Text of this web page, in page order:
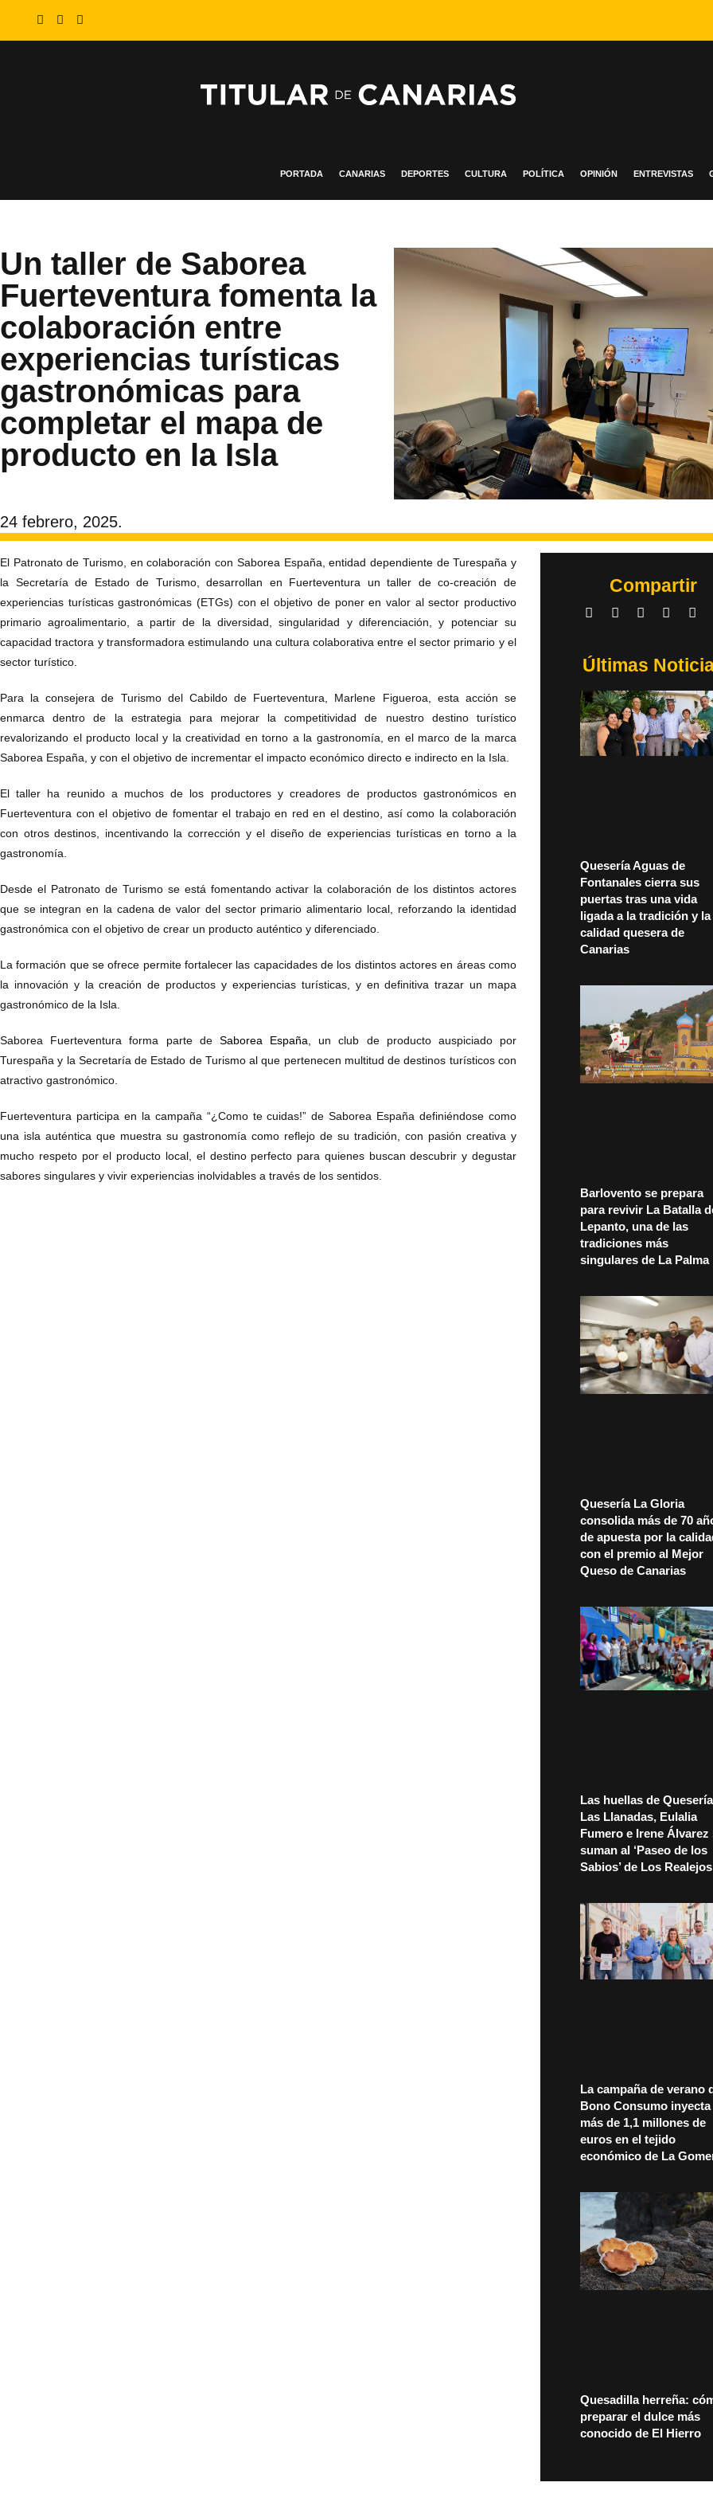
PORTADA CANARIAS DEPORTES CULTURA POLÍTICA OPINIÓN ENTREVISTAS
Un taller de Saborea
Fuerteventura fomenta la
colaboración entre
experiencias turísticas
gastronómicas para
completar el mapa de
producto en la Isla
24 febrero, 2025.
El Patronato de Turismo, en colaboración con Saborea España, entidad dependiente de Turespaña y
la Secretaría de Estado de Turismo, desarrollan en Fuerteventura un taller de co-creación de
experiencias turísticas gastronómicas (ETGs) con el objetivo de poner en valor al sector productivo
primario agroalimentario, a partir de la diversidad, singularidad y diferenciación, y potenciar su
capacidad tractora y transformadora estimulando una cultura colaborativa entre el sector primario y el
sector turístico.
Para la consejera de Turismo del Cabildo de Fuerteventura, Marlene Figueroa, esta acción se
enmarca dentro de la estrategia para mejorar la competitividad de nuestro destino turístico
revalorizando el producto local y la creatividad en torno a la gastronomía, en el marco de la marca
Saborea España, y con el objetivo de incrementar el impacto económico directo e indirecto en la Isla.
El taller ha reunido a muchos de los productores y creadores de productos gastronómicos en
Fuerteventura con el objetivo de fomentar el trabajo en red en el destino, así como la colaboración
con otros destinos, incentivando la corrección y el diseño de experiencias turísticas en torno a la
gastronomía.
Desde el Patronato de Turismo se está fomentando activar la colaboración de los distintos actores
que se integran en la cadena de valor del sector primario alimentario local, reforzando la identidad
gastronómica con el objetivo de crear un producto auténtico y diferenciado.
La formación que se ofrece permite fortalecer las capacidades de los distintos actores en áreas como
la innovación y la creación de productos y experiencias turísticas, y en definitiva trazar un mapa
gastronómico de la Isla.
Saborea Fuerteventura forma parte de Saborea España , un club de producto auspiciado por
Turespaña y la Secretaría de Estado de Turismo al que pertenecen multitud de destinos turísticos con
atractivo gastronómico.
Fuerteventura participa en la campaña “¿Como te cuidas!” de Saborea España definiéndose como
una isla auténtica que muestra su gastronomía como reflejo de su tradición, con pasión creativa y
mucho respeto por el producto local, el destino perfecto para quienes buscan descubrir y degustar
sabores singulares y vivir experiencias inolvidables a través de los sentidos.
Compartir
Últimas
Quesería Aguas de
Fontanales cierra sus
puertas tras una vida
ligada a la tradición y la
calidad quesera de
Canarias
Barlovento se prepara
para revivir La Batalla
Lepanto, una de las
tradiciones más
singulares de La Palma
Quesería La Gloria
consolida más de 70
de apuesta por la
con el premio al Mejor
Queso de Canarias
Las huellas de Quesería
Las Llanadas, Eulalia
Fumero e Irene Álvarez
suman al ‘Paseo de los
Sabios’ de Los Realejos
La campaña de verano
Bono Consumo inyecta
más de 1,1 millones de
euros en el tejido
económico de La
Quesadilla herreña:
preparar el dulce más
conocido de El Hierro